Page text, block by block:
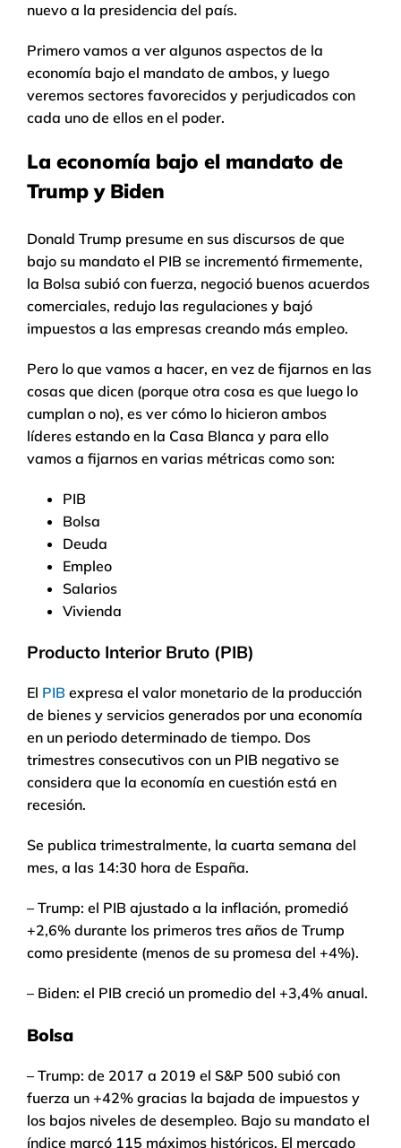
nuevo a la presidencia del país.
Primero vamos a ver algunos aspectos de la
economía bajo el mandato de ambos, y luego
veremos sectores favorecidos y perjudicados con
cada uno de ellos en el poder.
La economía bajo el mandato de
Trump y Biden
Donald Trump presume en sus discursos de que
bajo su mandato el PIB se incrementó firmemente,
la Bolsa subió con fuerza, negoció buenos acuerdos
comerciales, redujo las regulaciones y bajó
impuestos a las empresas creando más empleo.
Pero lo que vamos a hacer, en vez de fijarnos en las
cosas que dicen (porque otra cosa es que luego lo
cumplan o no), es ver cómo lo hicieron ambos
líderes estando en la Casa Blanca y para ello
vamos a fijarnos en varias métricas como son:
PIB
Bolsa
Deuda
Empleo
Salarios
Vivienda
Producto Interior Bruto (PIB)
El PIB expresa el valor monetario de la producción
de bienes y servicios generados por una economía
en un periodo determinado de tiempo. Dos
trimestres consecutivos con un PIB negativo se
considera que la economía en cuestión está en
recesión.
Se publica trimestralmente, la cuarta semana del
mes, a las 14:30 hora de España.
– Trump: el PIB ajustado a la inflación, promedió
+2,6% durante los primeros tres años de Trump
como presidente (menos de su promesa del +4%).
– Biden: el PIB creció un promedio del +3,4% anual.
Bolsa
– Trump: de 2017 a 2019 el S&P 500 subió con
fuerza un +42% gracias la bajada de impuestos y
los bajos niveles de desempleo. Bajo su mandato el
índice marcó 115 máximos históricos. El mercado